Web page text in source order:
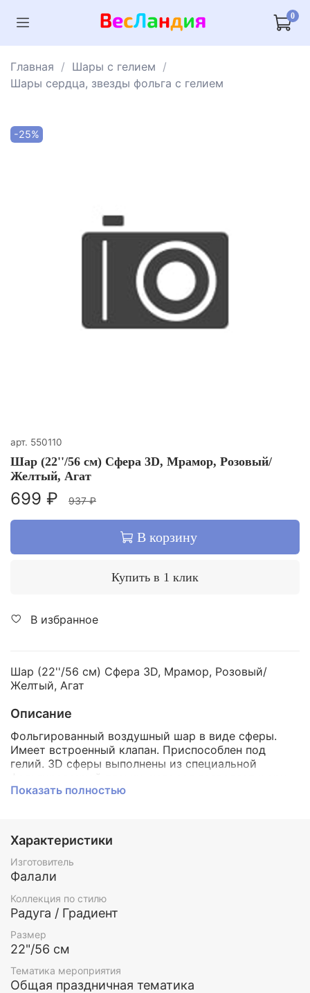
0
Главная
Шары с гелием
Шары сердца, звезды фольга с гелием
-25%
арт. 550110
Шар (22''/56 см) Сфера 3D, Мрамор, Розовый/
Желтый, Агат
699 ₽ 937 ₽
В корзину
Купить в 1 клик
В избранное
Шар (22''/56 см) Сфера 3D, Мрамор, Розовый/
Желтый, Агат
Описание
Фольгированный воздушный шар в виде сферы.
Имеет встроенный клапан. Приспособлен под
гелий. 3D сферы выполнены из специальной
растягиваться не оставляя "морщинок" на швах.
Показать полностью
Характеристики
Изготовитель
Фалали
Коллекция по стилю
Радуга / Градиент
Размер
22"/56 см
Тематика мероприятия
Общая праздничная тематика